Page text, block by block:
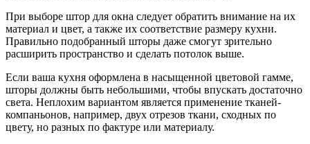
При выборе штор для окна следует обратить внимание на их
материал и цвет, а также их соответствие размеру кухни.
Правильно подобранный шторы даже смогут зрительно
расширить пространство и сделать потолок выше.
Если ваша кухня оформлена в насыщенной цветовой гамме,
шторы должны быть небольшими, чтобы впускать достаточно
света. Неплохим вариантом является применение тканей-
компаньонов, например, двух отрезов ткани, сходных по
цвету, но разных по фактуре или материалу.